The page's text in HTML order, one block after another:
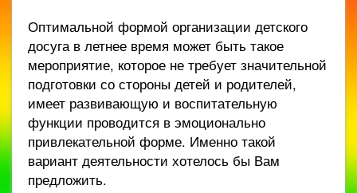
Оптимальной формой организации детского
досуга в летнее время может быть такое
мероприятие, которое не требует значительной
подготовки со стороны детей и родителей,
имеет развивающую и воспитательную
функции проводится в эмоционально
привлекательной форме. Именно такой
вариант деятельности хотелось бы Вам
предложить.